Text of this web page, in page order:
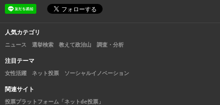
人気カテゴリ
ニュース 選挙検索 教えて政治山 調査・分析
注目テーマ
女性活躍 ネット投票 ソーシャルイノベーション
関連サイト
投票プラットフォーム「ネットde投票」